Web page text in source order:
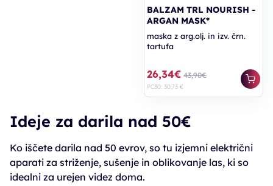
BALZAM TRL NOURISH -
ARGAN MASK*
maska z arg.olj. in izv. črn.
tartufa
26,34€ 43,90€
PC30: 30,73 €
Ideje za darila nad 50€
Ko iščete darila nad 50 evrov, so tu izjemni električni
aparati za striženje, sušenje in oblikovanje las, ki so
idealni za urejen videz doma.